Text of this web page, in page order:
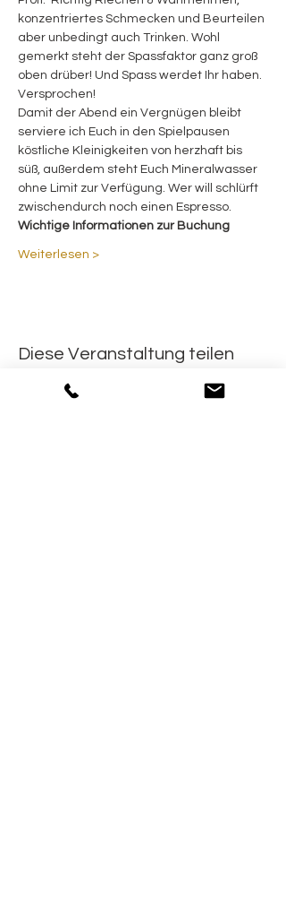
konzentriertes Schmecken und Beurteilen
aber unbedingt auch Trinken. Wohl
gemerkt steht der Spassfaktor ganz groß
oben drüber! Und Spass werdet Ihr haben.
Versprochen!
Damit der Abend ein Vergnügen bleibt
serviere ich Euch in den Spielpausen
köstliche Kleinigkeiten von herzhaft bis
süß, außerdem steht Euch Mineralwasser
ohne Limit zur Verfügung. Wer will schlürft
zwischendurch noch einen Espresso.
Wichtige Informationen zur Buchung
Weiterlesen >
Diese Veranstaltung teilen